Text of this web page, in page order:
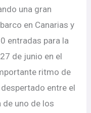
una gran
en Canarias y
entradas para la
de junio en el
ritmo de
entre el
de uno de los